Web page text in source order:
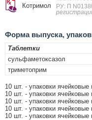
Котримол
РУ: П
Форма выпуска,
Таблетки
сульфаметоксазол
триметоприм
10 шт. - упаковки ячейковые
10 шт. - упаковки ячейковые
10 шт. - упаковки ячейковые
10 шт. - упаковки ячейковые
10 шт. - упаковки ячейковые